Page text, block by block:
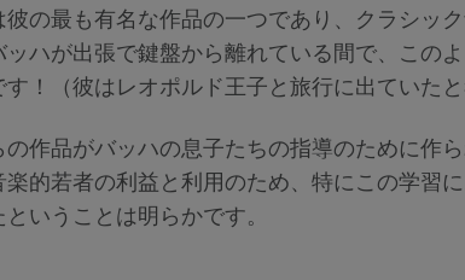
の最も有名な作品の一つであり、クラシッ
ハが出張で鍵盤から離れている間で、この
！（彼はレオポルド王子と旅行に出ていたと
作品がバッハの息子たちの指導のために作
的若者の利益と利用のため、特にこの学習
いうことは明らかです。